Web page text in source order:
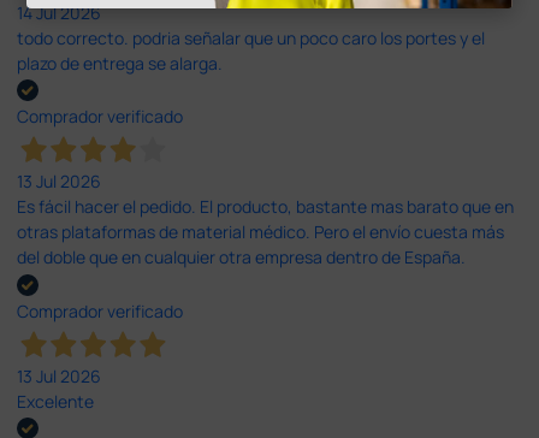
14 Jul 2026
todo correcto. podria señalar que un poco caro los portes y el
plazo de entrega se alarga.
Comprador verificado
13 Jul 2026
Es fácil hacer el pedido. El producto, bastante mas barato que en
otras plataformas de material médico. Pero el envío cuesta más
del doble que en cualquier otra empresa dentro de España.
Comprador verificado
13 Jul 2026
Excelente